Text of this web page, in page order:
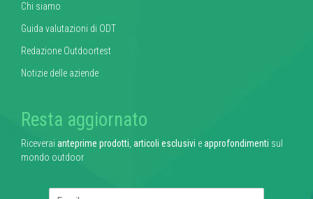
Chi siamo
Guida valutazioni di ODT
Redazione Outdoortest
Notizie delle aziende
Resta aggiornato
Riceverai anteprime prodotti, articoli esclusivi eapprofondimenti sul
mondo outdoor